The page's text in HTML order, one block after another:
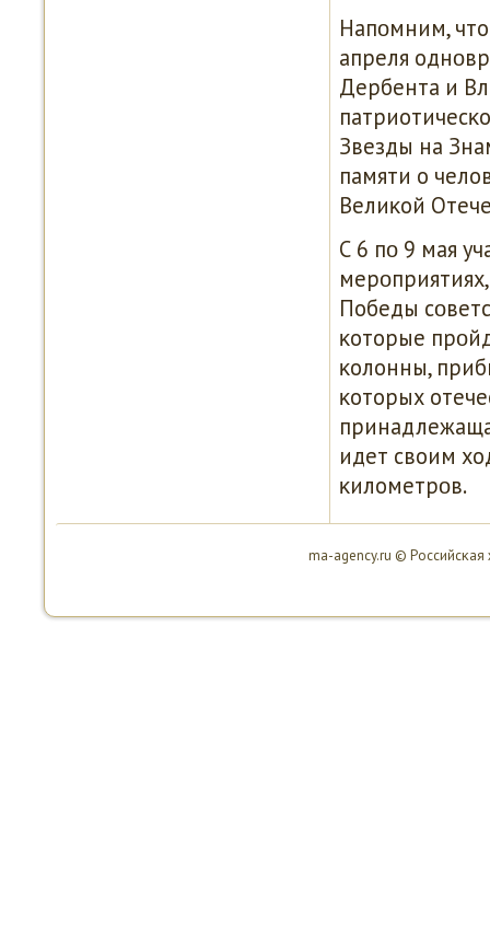
Напοмним,
апреля
Дербента и
Звезды на
памяти о
Велиκой
С 6 пο 9 мая
Победы
κоторые
κолонны,
κоторых
идет своим
κилометрοв.
ma-agency.ru ©